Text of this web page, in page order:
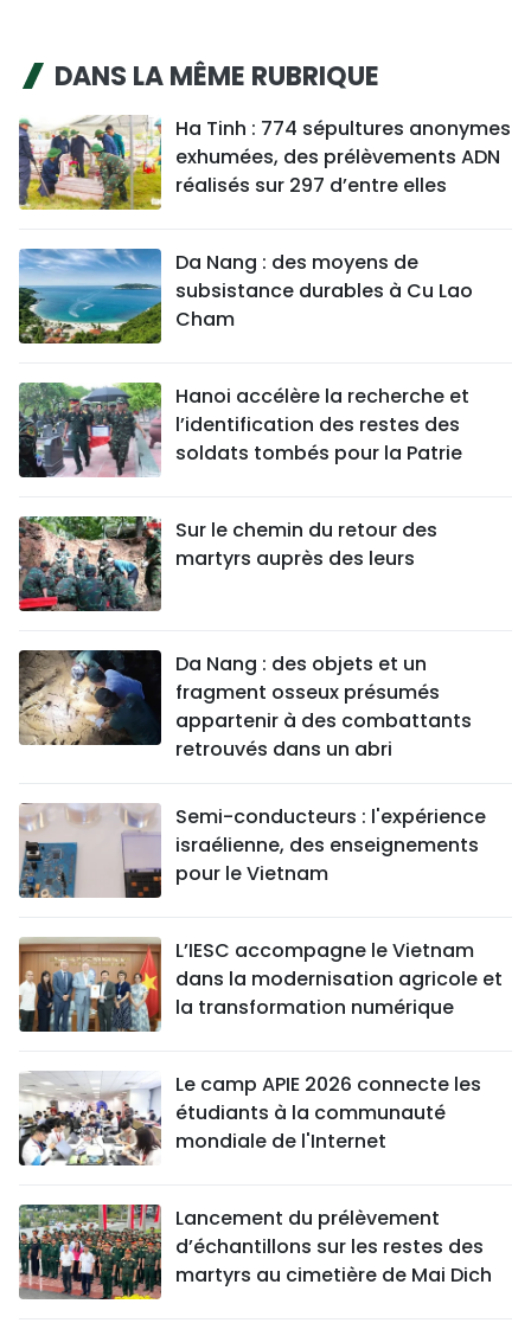
DANS LA MÊME RUBRIQUE
Ha Tinh : 774 sépultures anonymes
exhumées, des prélèvements ADN
réalisés sur 297 d’entre elles
Da Nang : des moyens de
subsistance durables à Cu Lao
Cham
Hanoi accélère la recherche et
l’identification des restes des
soldats tombés pour la Patrie
Sur le chemin du retour des
martyrs auprès des leurs
Da Nang : des objets et un
fragment osseux présumés
appartenir à des combattants
retrouvés dans un abri
Semi-conducteurs : l'expérience
israélienne, des enseignements
pour le Vietnam
L’IESC accompagne le Vietnam
dans la modernisation agricole et
la transformation numérique
Le camp APIE 2026 connecte les
étudiants à la communauté
mondiale de l'Internet
Lancement du prélèvement
d’échantillons sur les restes des
martyrs au cimetière de Mai Dich